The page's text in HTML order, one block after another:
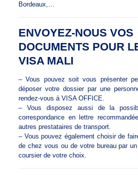
Bordeaux,…
ENVOYEZ-NOUS VOS
DOCUMENTS POUR
VISA MALI
– Vous pouvez soit vous présenter
déposer votre dossier par une
rendez-vous à VISA OFFICE.
– Vous disposez aussi de la
correspondance en lettre
autres prestataires de transport.
– Vous pouvez également choisir de
de chez vous ou de votre bureau par
coursier de votre choix.